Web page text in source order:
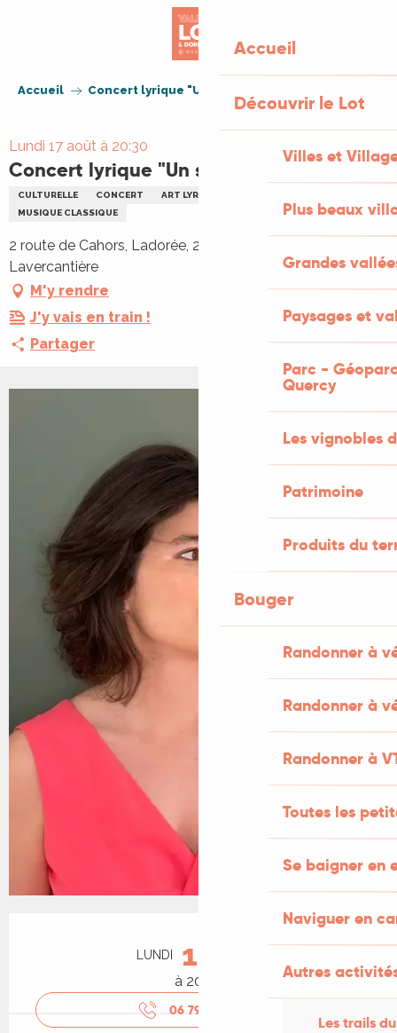
Accueil
Découvrir le Lot
Villes et
Plus beaux
Grandes
Paysages et
Parc -
Quercy
Les vignobles
Patrimoine
Produits du
Bouger
Randonner à
Randonner à
Randonner à
Toutes les
Se baigner en
Naviguer en
Autres
Les trails
Accueil Concert lyrique "Un soir d'été" à Ladorée
Lundi 17 août à 20:30
Concert lyrique "Un soir d'été" à Ladorée
CULTURELLE CONCERT ART LYRIQUE
MUSIQUE CLASSIQUE
2 route de Cahors, Ladorée, 2 route de Cahors, 46340
Lavercantière
M'y rendre
J'y vais en train !
Partager
Ouverture et coordonnées
LUNDI 17
à 20:30
06 79 75 36